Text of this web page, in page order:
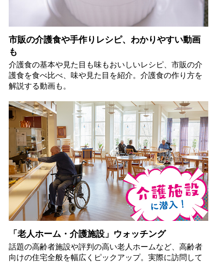
市販の介護食や手作りレシピ、わかりやすい動画
も
介護食の基本や見た目も味もおいしいレシピ、市販の介
護食を食べ比べ、味や見た目を紹介。介護食の作り方を
解説する動画も。
「老人ホーム・介護施設」ウォッチング
話題の高齢者施設や評判の高い老人ホームなど、高齢者
向けの住宅全般を幅広くピックアップ。実際に訪問して